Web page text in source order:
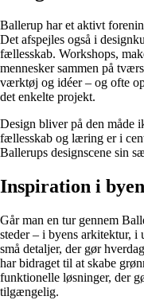
Ballerup har et aktivt
Det afspejles også i
fællesskab. Workshops,
mennesker sammen på
værktøj og idéer – og ofte
det enkelte projekt.
Design bliver på den måde
fællesskab og læring er i
Ballerups designscene sin
Inspiration i
Går man en tur gennem
steder – i byens arkitektur,
små detaljer, der gør
har bidraget til at skabe
funktionelle løsninger, der
tilgængelig.